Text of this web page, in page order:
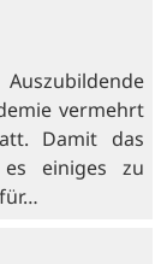
vermehrt
Damit das
einiges zu